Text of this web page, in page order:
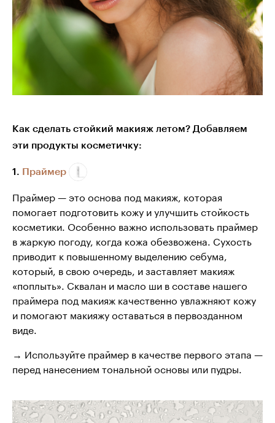
Как сделать стойкий макияж летом? Добавляем
эти продукты косметичку:
1. Праймер
Праймер — это основа под макияж, которая
помогает подготовить кожу и улучшить стойкость
косметики. Особенно важно использовать праймер
в жаркую погоду, когда кожа обезвожена. Сухость
приводит к повышенному выделению себума,
который, в свою очередь, и заставляет макияж
«поплыть». Сквалан и масло ши в составе нашего
праймера под макияж качественно увлажняют кожу
и помогают макияжу оставаться в первозданном
виде.
→ Используйте праймер в качестве первого этапа —
перед нанесением тональной основы или пудры.